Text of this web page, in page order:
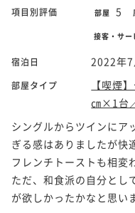
項目別評価 部屋 5
接客・サー
宿泊日 2022年7
部屋タイプ
【喫煙
㎝×1台
シングルからツインにア
ぎる感はありましたが快
フレンチトーストも相変
ただ、和食派の自分とし
が欲しかったかなと思い